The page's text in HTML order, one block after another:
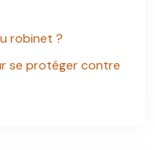
robinet ?
se protéger contre